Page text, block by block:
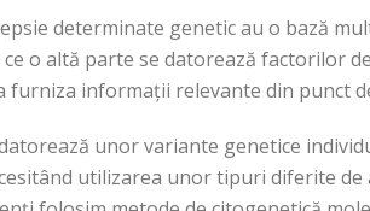
determinate genetic au o bază
o altă parte se datorează factorilor
informații relevante din punct
unor variante genetice
utilizarea unor tipuri diferite de